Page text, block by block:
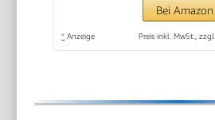
Serve, 1,3 l
Bei
* Anzeige Preis inkl. MwSt.,